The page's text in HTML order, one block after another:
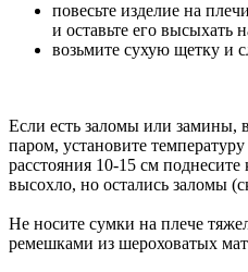
повесьте изделие на
и оставьте его высыхать
возьмите сухую щетку и
Если есть заломы или замины,
паром, установите
расстояния 10-15 см
высохло, но остались заломы
Не носите сумки на плече
ремешками из шероховатых